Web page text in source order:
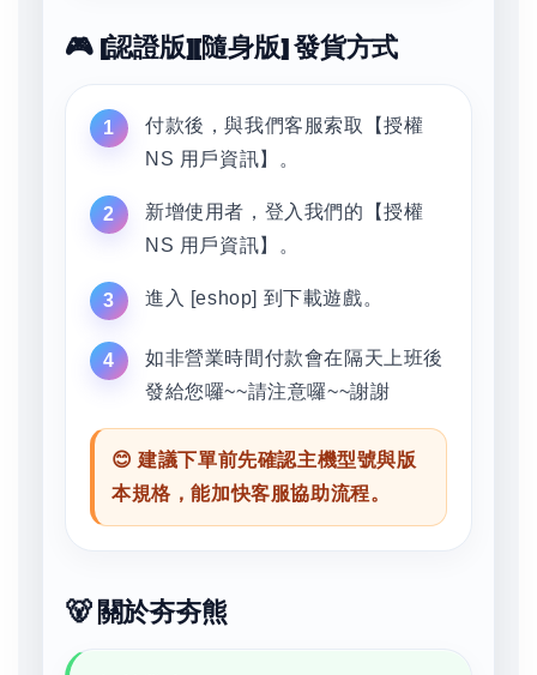
🎮 [認證版][隨身版] 發貨方式
付款後，與我們客服索取【授權
NS 用戶資訊】。
新增使用者，登入我們的【授權
NS 用戶資訊】。
進入 [eshop] 到下載遊戲。
如非營業時間付款會在隔天上班後
發給您囉~~請注意囉~~謝謝
😊 建議下單前先確認主機型號與版
本規格，能加快客服協助流程。
🐻 關於夯夯熊